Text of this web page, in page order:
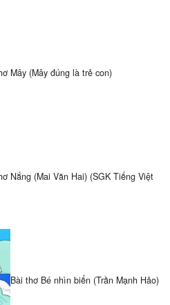
Mây (Mây đúng là trẻ con)
Nắng (Mai Văn Hai) (SGK Tiếng Việt
Bài thơ Bé nhìn biển (Trần Mạnh Hảo)